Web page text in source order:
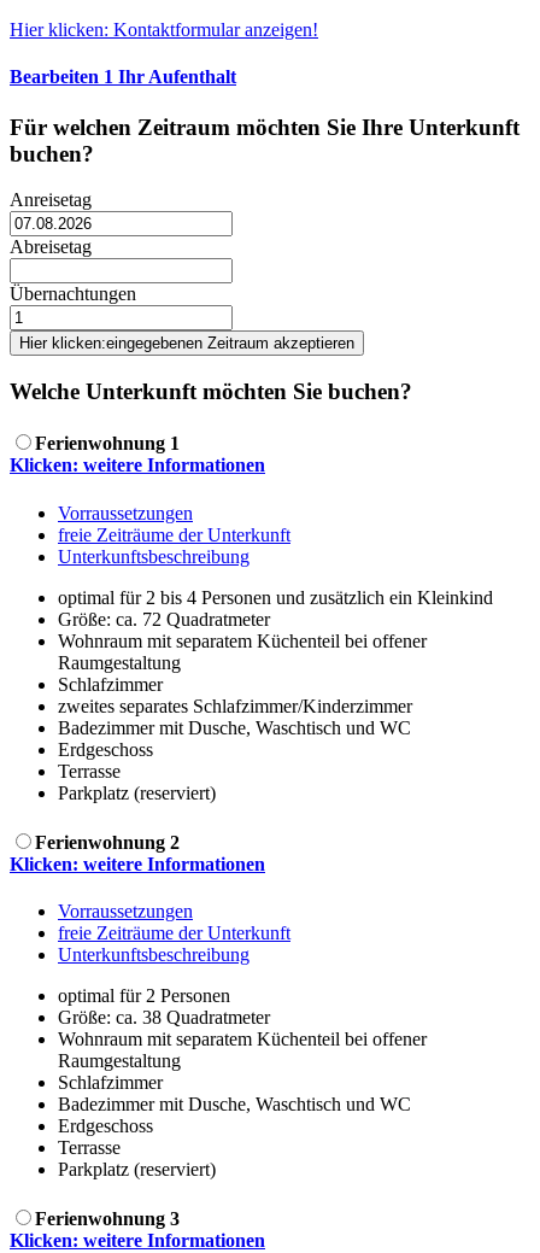
Hier klicken: Kontaktformular anzeigen!
Bearbeiten 1 Ihr Aufenthalt
Für welchen Zeitraum möchten Sie Ihre Unterkunft
buchen?
Anreisetag
Abreisetag
Übernachtungen
Hier klicken:eingegebenen Zeitraum akzeptieren
Welche Unterkunft möchten Sie buchen?
Ferienwohnung 1
Klicken: weitere Informationen
Vorraussetzungen
freie Zeiträume der Unterkunft
Unterkunftsbeschreibung
optimal für 2 bis 4 Personen und zusätzlich ein Kleinkind
Größe: ca. 72 Quadratmeter
Wohnraum mit separatem Küchenteil bei offener
Raumgestaltung
Schlafzimmer
zweites separates Schlafzimmer/Kinderzimmer
Badezimmer mit Dusche, Waschtisch und WC
Erdgeschoss
Terrasse
Parkplatz (reserviert)
Ferienwohnung 2
Klicken: weitere Informationen
Vorraussetzungen
freie Zeiträume der Unterkunft
Unterkunftsbeschreibung
optimal für 2 Personen
Größe: ca. 38 Quadratmeter
Wohnraum mit separatem Küchenteil bei offener
Raumgestaltung
Schlafzimmer
Badezimmer mit Dusche, Waschtisch und WC
Erdgeschoss
Terrasse
Parkplatz (reserviert)
Ferienwohnung 3
Klicken: weitere Informationen